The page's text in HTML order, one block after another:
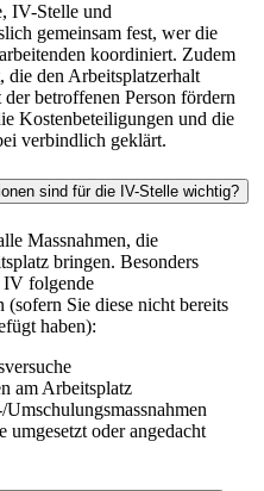
IV-Stelle und
gemeinsam fest, wer die
koordiniert. Zudem
die den Arbeitsplatzerhalt
betroffenen Person fördern
Kostenbeteiligungen und die
verbindlich geklärt.
sind für die IV-Stelle wichtig?
Massnahmen, die
bringen. Besonders
IV folgende
Sie diese nicht bereits
haben):
am Arbeitsplatz
umgesetzt oder angedacht